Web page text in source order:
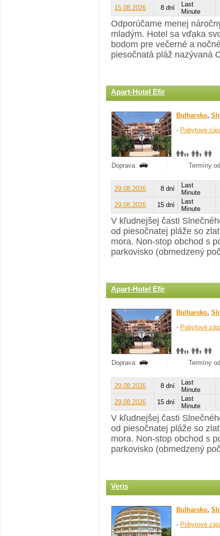
15.08.2026
8 dní
Last
Minute
Odporúčame menej
mladým. Hotel sa vďaka
bodom pre večerné a
piesočnatá pláž nazývaná
Apart-Hotel Efir
Bulharsko,
- Pobytové
Doprava: Termíny
29.08.2026 8 dní
Last
Minute
29.08.2026
15 dní
Last
Minute
V kľudnejšej časti
od piesočnatej pláže so
mora. Non-stop obchod s
parkovisko (obmedzený
Apart-Hotel Efir
Bulharsko,
- Pobytové
Doprava: Termíny
29.08.2026 8 dní
Last
Minute
29.08.2026
15 dní
Last
Minute
V kľudnejšej časti
od piesočnatej pláže so
mora. Non-stop obchod s
parkovisko (obmedzený
Veris
Bulharsko,
- Pobytové